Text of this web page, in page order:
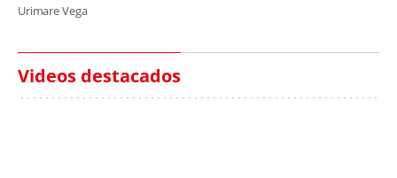
Urimare Vega
Videos destacados